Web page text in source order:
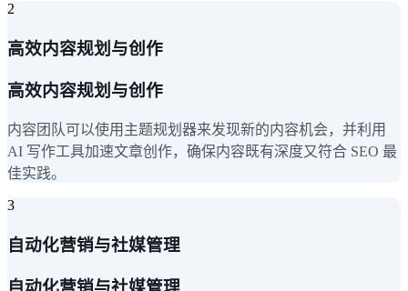
2
高效内容规划与创作
高效内容规划与创作
内容团队可以使用主题规划器来发现新的内容机会，并利用
AI 写作工具加速文章创作，确保内容既有深度又符合 SEO 最
佳实践。
3
自动化营销与社媒管理
自动化营销与社媒管理